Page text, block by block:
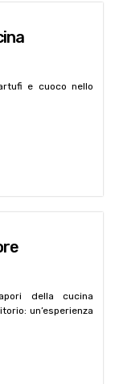
della cucina
un’esperienza